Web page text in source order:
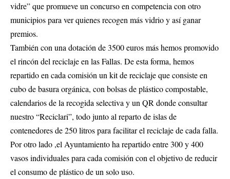
vidre” que promueve un concurso en competencia con otro
municipios para ver quienes recogen más vidrio y así ganar
premios.
También con una dotación de 3500 euros más hemos promovido
el rincón del reciclaje en las Fallas. De esta forma, hemos
repartido en cada comisión un kit de reciclaje que consiste en
cubo de basura orgánica, con bolsas de plástico compostable,
calendarios de la recogida selectiva y un QR donde consultar
nuestro “Reciclari”, todo junto al reparto de islas de
contenedores de 250 litros para facilitar el reciclaje de cada falla.
Por otro lado ,el Ayuntamiento ha repartido entre 300 y 400
vasos individuales para cada comisión con el objetivo de reducir
el consumo de plástico de un solo uso.